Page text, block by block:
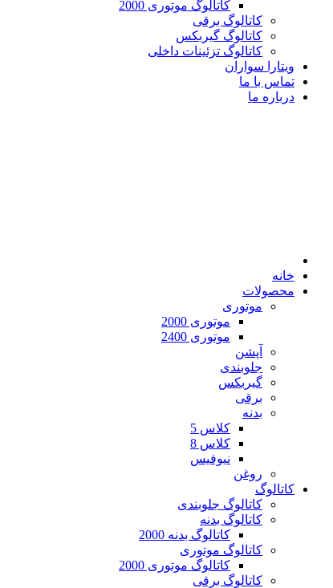
کاتالوگ موتوری 2000
کاتالوگ برقی
کاتالوگ گیربکس
کاتالوگ تزئینات داخلی
ویتارا سواران
تماس با ما
درباره ما
خانه
محصولات
موتوری
موتوری 2000
موتوری 2400
آپشن
جلوبندی
گیربکس
برقی
بدنه
کلاس 5
کلاس 8
نیوفیس
روغن
کاتالوگ
کاتالوگ جلوبندی
کاتالوگ بدنه
کاتالوگ بدنه 2000
کاتالوگ موتوری
کاتالوگ موتوری 2000
کاتالوگ برقی